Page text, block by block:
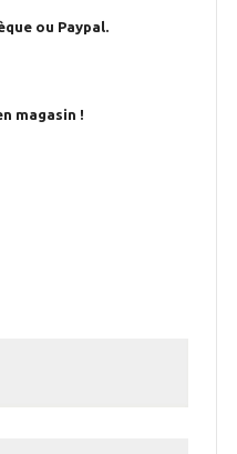
ou Paypal.
magasin !